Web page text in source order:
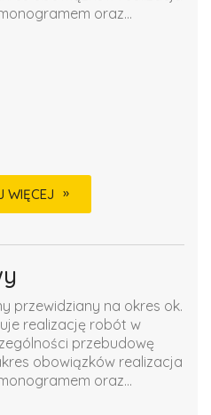
oraz...
WIĘCEJ
przewidziany na okres ok.
realizację robót w
przebudowę
obowiązków realizacja
oraz...